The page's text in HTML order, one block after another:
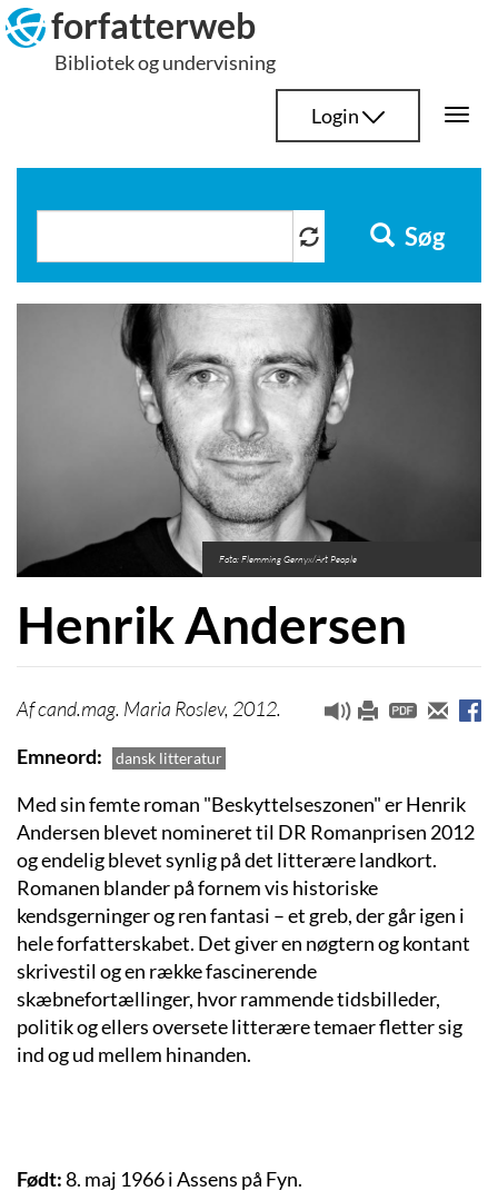
Hop
til
indhold
forfatterweb
Bibliotek og undervisning
Login
Søg
Foto: Flemming Gernyx/Art People
Henrik Andersen
cand.mag. Maria Roslev, 2012.
Emneord
dansk litteratur
Med sin femte roman "Beskyttelseszonen" er Henrik
Andersen blevet nomineret til DR Romanprisen 2012
og endelig blevet synlig på det litterære landkort.
Romanen blander på fornem vis historiske
kendsgerninger og ren fantasi – et greb, der går igen i
hele forfatterskabet. Det giver en nøgtern og kontant
skrivestil og en række fascinerende
skæbnefortællinger, hvor rammende tidsbilleder,
politik og ellers oversete litterære temaer fletter sig
ind og ud mellem hinanden.
Født:8. maj 1966 i Assens på Fyn.